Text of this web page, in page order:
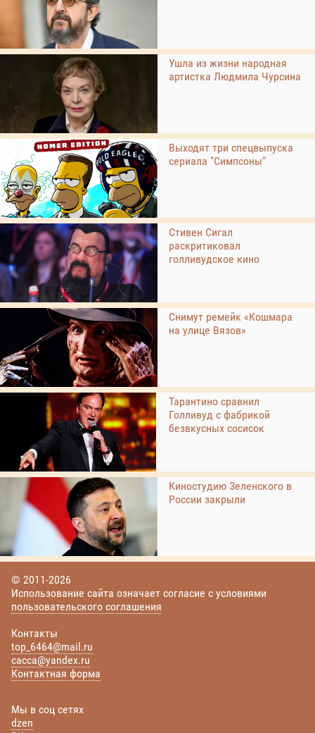
Ушла из жизни народная
артистка Людмила Чурсина
Выходят три спецвыпуска
сериала "Симпсоны"
Стивен Сигал
раскритиковал
голливудское кино
Снимут ремейк «Кошмара
на улице Вязов»
Тарантино сравнил
Голливуд с фабрикой
безвкусных сосисок
Киностудию Зеленского в
России закрыли
© 2011-2026
Использование сайта означает согласие с условиями
пользовательского соглашения
Контакты
top_6464@mail.ru
cacca@yandex.ru
Контактная форма
Мы в соц сетях
dzen